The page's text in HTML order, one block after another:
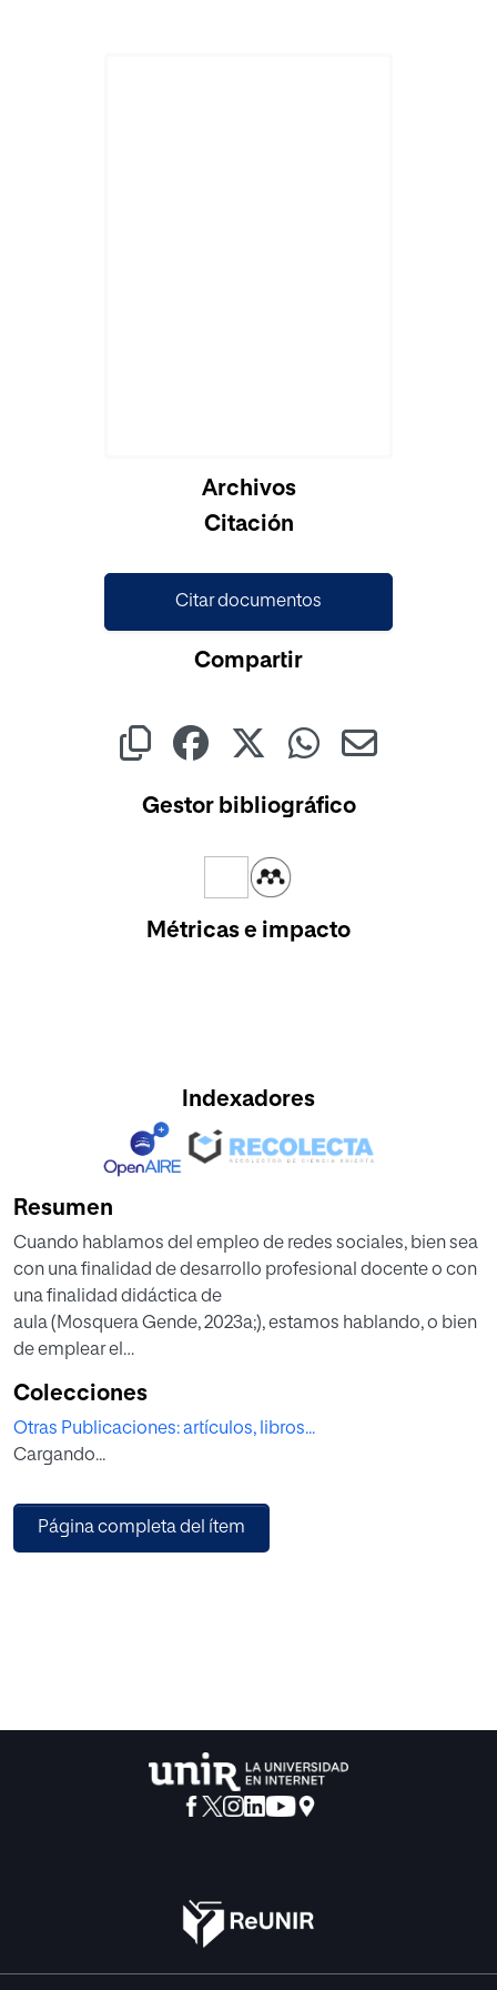
Archivos
Citación
Citar documentos
Compartir
Gestor bibliográfico
Métricas e impacto
Indexadores
Resumen
Cuando hablamos del empleo de redes sociales, bien sea
con una finalidad de desarrollo profesional docente o con
una finalidad didáctica de
aula (Mosquera Gende, 2023a;), estamos hablando, o bien
de emplear el
vinculado de ese
modo a un aprendizaje no formal, o bien de emplear el
aprendizaje informal como complemento a una
Muchos son los autores que destacan que las fronteras
entre los tres tipos
Colecciones
Otras Publicaciones: artículos, libros...
Cargando...
Página completa del ítem